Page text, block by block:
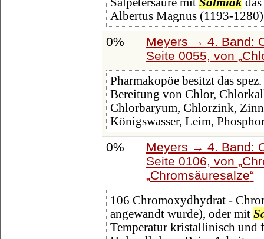
Albertus Magnus (1193-
0%
Meyers → 4. Band:
Seite 0055, von
Pharmakopöe besitzt das
Bereitung von Chlor,
Chlorbaryum, Chlorzink,
Königswasser, Leim,
0%
Meyers → 4. Band:
Seite 0106, von
Chromsäuresalze
106 Chromoxydhydrat -
angewandt wurde), oder mit
Temperatur kristallinisch und